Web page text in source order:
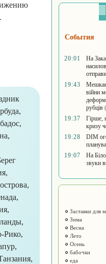
Рико,
События
20:01
На
19:43
війни
рубців
19:37
Гірше,
кризу
19:28
DIM
19:07
На
звуки
Заставки для
Зима
Весна
Лето
Осень
бабочки
еда